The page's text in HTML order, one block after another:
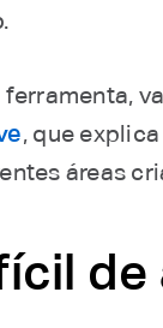
⁠, que
áreas
de